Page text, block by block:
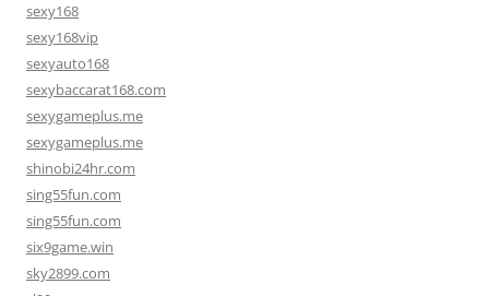
sexy168
sexy168vip
sexyauto168
sexybaccarat168.com
sexygameplus.me
sexygameplus.me
shinobi24hr.com
sing55fun.com
sing55fun.com
six9game.win
sky2899.com